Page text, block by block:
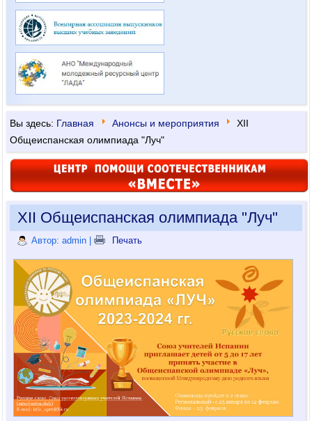
Вы здесь: Главная Анонсы и мероприятия
XII
Общеиспанская олимпиада "Луч"
XII Общеиспанская олимпиада "Луч"
Автор: admin | Печать